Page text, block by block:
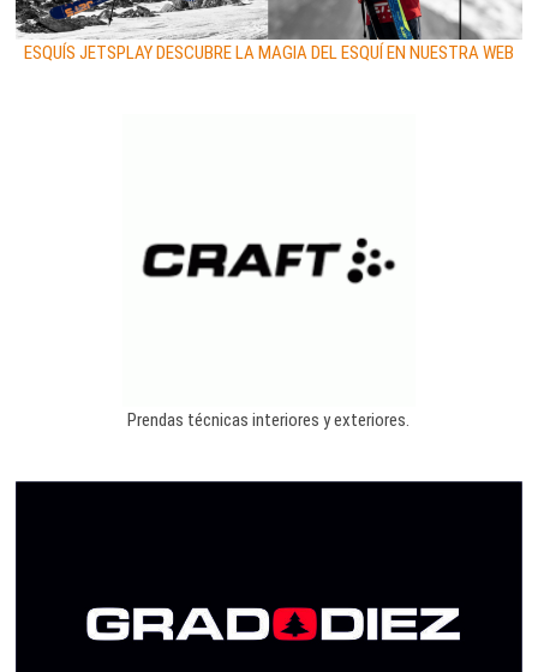
ESQUÍS JETSPLAY DESCUBRE LA MAGIA DEL ESQUÍ EN NUESTRA WEB
Prendas técnicas interiores y exteriores.